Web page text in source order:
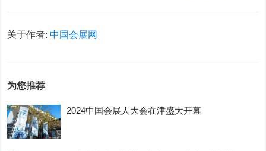
关于作者:中国会展网
为您推荐
2024中国会展人大会在津盛大开幕